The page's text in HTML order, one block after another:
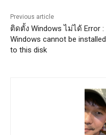
Previous article
ติดตั้ง Windows ไม่ได้ Error :
Windows cannot be installed
to this disk